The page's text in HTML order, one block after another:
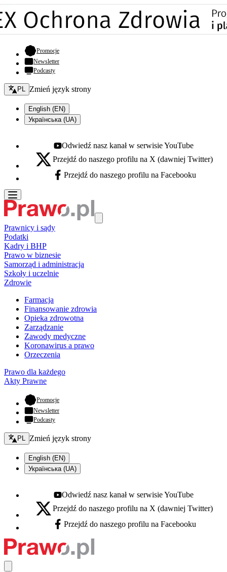
Promocje- otwiera się w nowej karcie
Newsletter
Podcasty
Zmień język - bieżący:
PL Zmień język strony
English (EN)
Українська (UA)
Youtube - otwiera się w nowej karcie
Odwiedź nasz kanał w serwisie YouTube
X - otwiera się w nowej karcie
Przejdź do naszego profilu na X (dawniej Twitter)
Facebook - otwiera się w nowej karcie
Przejdź do naszego profilu na Facebooku
Prawnicy i sądy
Podatki
Kadry i BHP
Prawo w biznesie
Samorząd i administracja
Szkoły i uczelnie
Zdrowie
Farmacja
Finansowanie zdrowia
Opieka zdrowotna
Zarządzanie
Zawody medyczne
Koronawirus a prawo
Orzeczenia
Prawo dla każdego
Akty Prawne
Promocje- otwiera się w nowej karcie
Newsletter
Podcasty
Zmień język - bieżący:
PL Zmień język strony
English (EN)
Українська (UA)
Youtube - otwiera się w nowej karcie
Odwiedź nasz kanał w serwisie YouTube
X - otwiera się w nowej karcie
Przejdź do naszego profilu na X (dawniej Twitter)
Facebook - otwiera się w nowej karcie
Przejdź do naszego profilu na Facebooku